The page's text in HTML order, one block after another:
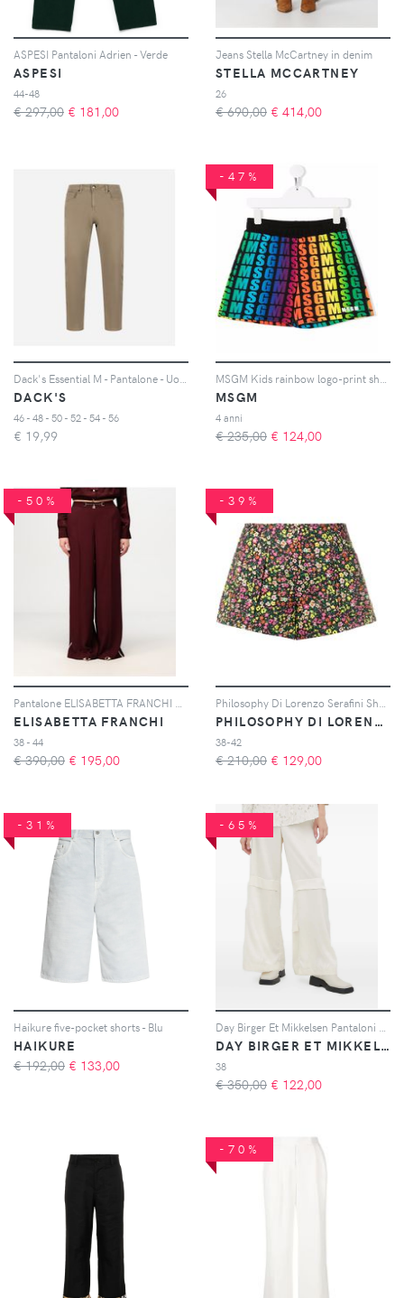
ASPESI Pantaloni Adrien - Verde
ASPESI
44-48
€ 297,00 € 181,00
Jeans Stella McCartney in denim
STELLA MCCARTNEY
26
€ 690,00 € 414,00
DACK'S
46 - 48 - 50 - 52 - 54 - 56
€ 19,99
-47%
MSGM
4 anni
€ 235,00 € 124,00
-50%
ELISABETTA FRANCHI
38 - 44
€ 390,00 € 195,00
-39%
PHILOSOPHY DI LORENZO SERAFINI
38-42
€ 210,00 € 129,00
-31%
Haikure five-pocket shorts - Blu
HAIKURE
€ 192,00 € 133,00
-65%
DAY BIRGER ET MIKKELSEN
38
€ 350,00 € 122,00
-70%